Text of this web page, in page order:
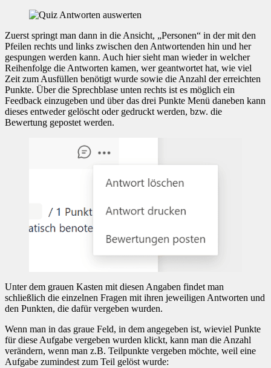
Zuerst springt man dann in die Ansicht, „Personen“ in der mit den
Pfeilen rechts und links zwischen den Antwortenden hin und her
gespungen werden kann. Auch hier sieht man wieder in welcher
Reihenfolge die Antworten kamen, wer geantwortet hat, wie viel
Zeit zum Ausfüllen benötigt wurde sowie die Anzahl der erreichten
Punkte. Über die Sprechblase unten rechts ist es möglich ein
Feedback einzugeben und über das drei Punkte Menü daneben kann
dieses entweder gelöscht oder gedruckt werden, bzw. die
Bewertung gepostet werden.
Unter dem grauen Kasten mit diesen Angaben findet man
schließlich die einzelnen Fragen mit ihren jeweiligen Antworten und
den Punkten, die dafür vergeben wurden.
Wenn man in das graue Feld, in dem angegeben ist, wieviel Punkte
für diese Aufgabe vergeben wurden klickt, kann man die Anzahl
verändern, wenn man z.B. Teilpunkte vergeben möchte, weil eine
Aufgabe zumindest zum Teil gelöst wurde: